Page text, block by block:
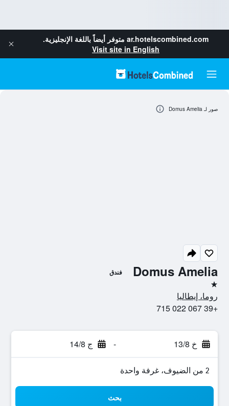
ar.hotelscombined.com متوفر أيضاً باللغة الإنجليزية.
Visit site in English
Domus Amelia فندق
نجمة واحدة
روما، إيطاليا
+39 067 022 715
خ 13/8 - ج 14/8
2 من الضيوف، غرفة واحدة
بحث
صور لـ Domus Amelia